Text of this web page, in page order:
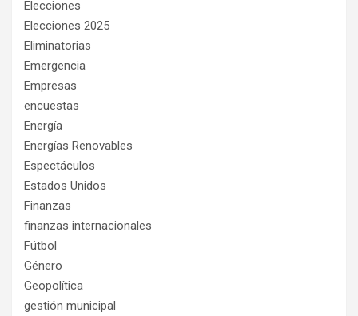
Elecciones
Elecciones 2025
Eliminatorias
Emergencia
Empresas
encuestas
Energía
Energías Renovables
Espectáculos
Estados Unidos
Finanzas
finanzas internacionales
Fútbol
Género
Geopolítica
gestión municipal